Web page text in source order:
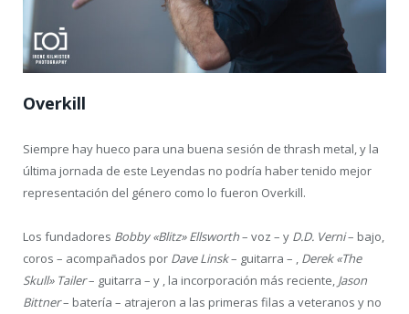
Overkill
Siempre hay hueco para una buena sesión de thrash metal, y la
última jornada de este Leyendas no podría haber tenido mejor
representación del género como lo fueron Overkill.
Los fundadores Bobby «Blitz» Ellsworth– voz – y D.D. Verni– bajo,
coros – acompañados por Dave Linsk– guitarra – , Derek «The
Skull» Tailer– guitarra – y , la incorporación más reciente, Jason
Bittner– batería – atrajeron a las primeras filas a veteranos y no